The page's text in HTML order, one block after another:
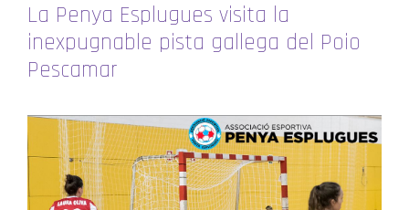
La Penya Esplugues visita la
inexpugnable pista gallega del Poio
Pescamar